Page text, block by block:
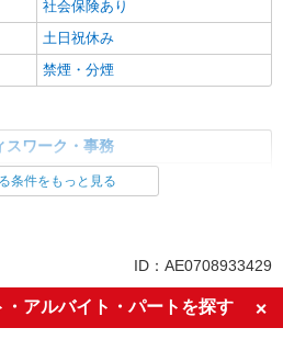
社会保険あり
土日祝休み
禁煙・分煙
スワーク・事務
条件をもっと見る
ID：AE0708933429
アルバイト・パートを探す